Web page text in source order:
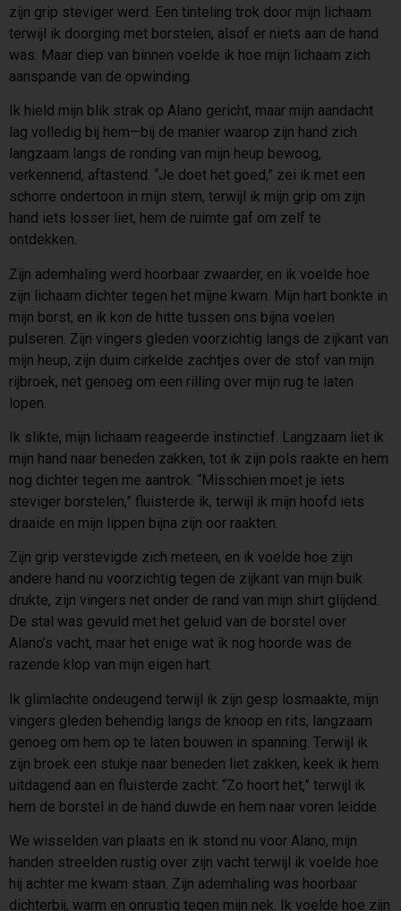
zijn grip steviger werd. Een tinteling trok door mijn lichaam
terwijl ik doorging met borstelen, alsof er niets aan de hand
was. Maar diep van binnen voelde ik hoe mijn lichaam zich
aanspande van de opwinding.
Ik hield mijn blik strak op Alano gericht, maar mijn aandacht
lag volledig bij hem—bij de manier waarop zijn hand zich
langzaam langs de ronding van mijn heup bewoog,
verkennend, aftastend. “Je doet het goed,” zei ik met een
schorre ondertoon in mijn stem, terwijl ik mijn grip om zijn
hand iets losser liet, hem de ruimte gaf om zelf te
ontdekken.
Zijn ademhaling werd hoorbaar zwaarder, en ik voelde hoe
zijn lichaam dichter tegen het mijne kwam. Mijn hart bonkte in
mijn borst, en ik kon de hitte tussen ons bijna voelen
pulseren. Zijn vingers gleden voorzichtig langs de zijkant van
mijn heup, zijn duim cirkelde zachtjes over de stof van mijn
rijbroek, net genoeg om een rilling over mijn rug te laten
lopen.
Ik slikte, mijn lichaam reageerde instinctief. Langzaam liet ik
mijn hand naar beneden zakken, tot ik zijn pols raakte en hem
nog dichter tegen me aantrok. “Misschien moet je iets
steviger borstelen,” fluisterde ik, terwijl ik mijn hoofd iets
draaide en mijn lippen bijna zijn oor raakten.
Zijn grip verstevigde zich meteen, en ik voelde hoe zijn
andere hand nu voorzichtig tegen de zijkant van mijn buik
drukte, zijn vingers net onder de rand van mijn shirt glijdend.
De stal was gevuld met het geluid van de borstel over
Alano’s vacht, maar het enige wat ik nog hoorde was de
razende klop van mijn eigen hart.
Ik glimlachte ondeugend terwijl ik zijn gesp losmaakte, mijn
vingers gleden behendig langs de knoop en rits, langzaam
genoeg om hem op te laten bouwen in spanning. Terwijl ik
zijn broek een stukje naar beneden liet zakken, keek ik hem
uitdagend aan en fluisterde zacht: “Zo hoort het,” terwijl ik
hem de borstel in de hand duwde en hem naar voren leidde.
We wisselden van plaats en ik stond nu voor Alano, mijn
handen streelden rustig over zijn vacht terwijl ik voelde hoe
hij achter me kwam staan. Zijn ademhaling was hoorbaar
dichterbij, warm en onrustig tegen mijn nek. Ik voelde hoe zijn